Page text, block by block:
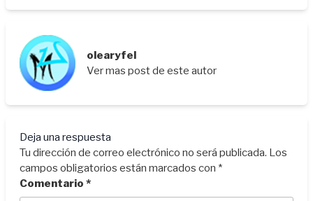
olearyfel
Ver mas post de este autor
Deja una respuesta
Tu dirección de correo electrónico no será publicada. Los
campos obligatorios están marcados con *
Comentario *